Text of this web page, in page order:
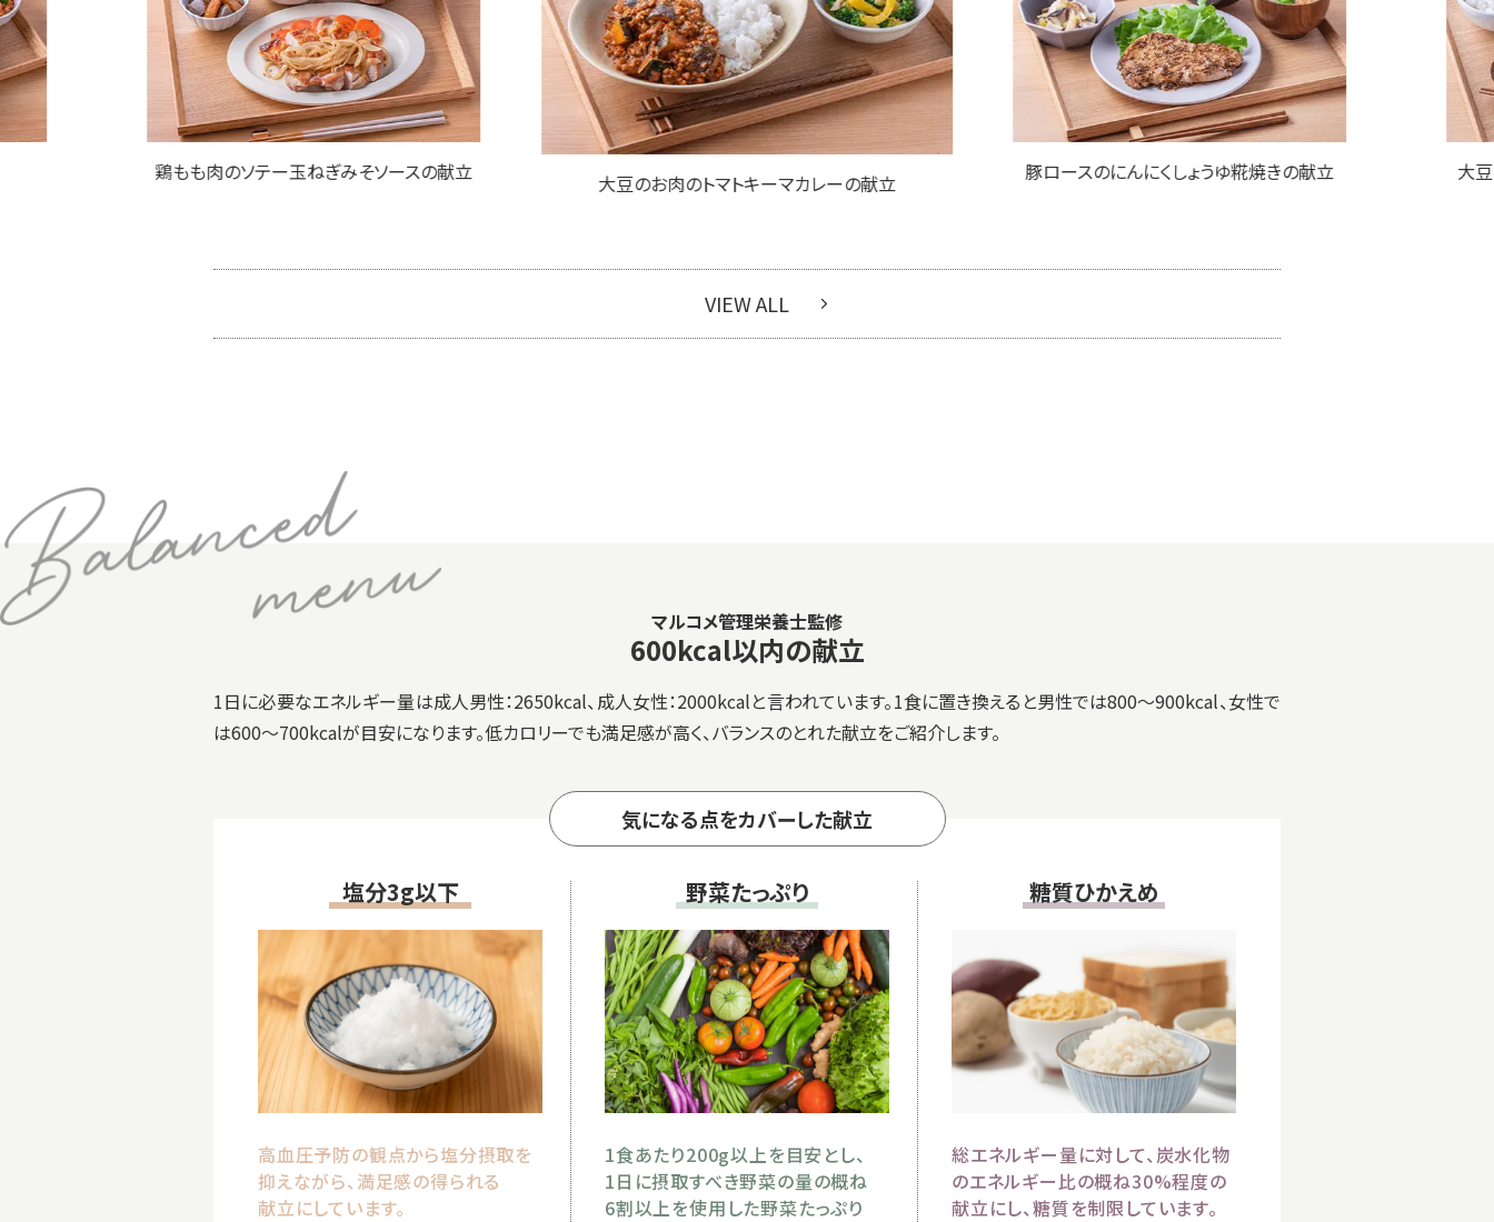
鶏もも肉のソテー玉ねぎみそソースの献立 大豆のお肉のトマトキーマカレーの献立 豚ロースのにんにくしょうゆ糀焼きの献立 大
VIEW ALL
マルコメ管理栄養士監修
600kcal以内の献立
1日に必要なエネルギー量は成人男性：2650kcal、成人女性：2000kcalと言われています。1食に置き換えると男性では800～900kcal、女性で
は600～700kcalが目安になります。低カロリーでも満足感が高く、バランスのとれた献立をご紹介します。
気になる点をカバーした献立
塩分3g以下
高血圧予防の観点から塩分摂取を
抑えながら、満足感の得られる
献立にしています。
野菜たっぷり
1食あたり200g以上を目安とし、
1日に摂取すべき野菜の量の概ね
6割以上を使用した野菜たっぷり
糖質ひかえめ
総エネルギー量に対して、炭水化物
のエネルギー比の概ね30%程度の
献立にし、糖質を制限しています。